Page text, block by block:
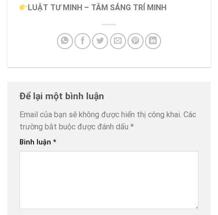
LUẬT TƯ MINH – TÂM SÁNG TRÍ MINH
Để lại một bình luận
Email của bạn sẽ không được hiển thị công khai. Các
trường bắt buộc được đánh dấu *
Bình luận *